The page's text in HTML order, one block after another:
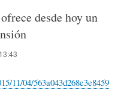
desde hoy un
11/04/563a043d268e3e8459